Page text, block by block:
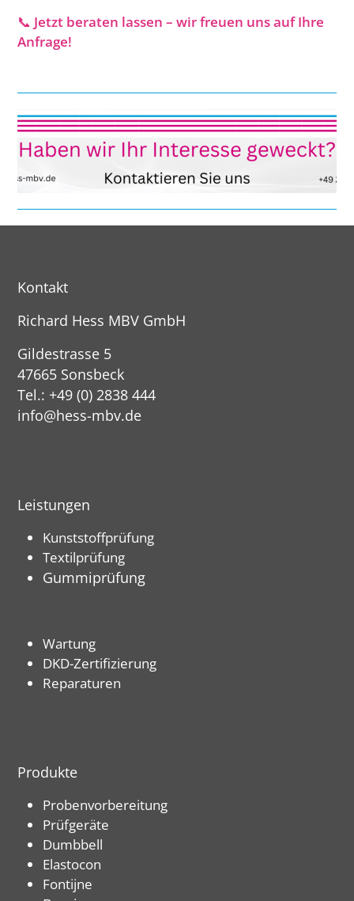
📞 Jetzt beraten lassen – wir freuen uns auf Ihre
Anfrage!
Kontakt
Richard Hess MBV GmbH
Gildestrasse 5
47665 Sonsbeck
Tel.: +49 (0) 2838 444
info@hess-mbv.de
Leistungen
Kunststoffprüfung
Textilprüfung
Gummiprüfung
Wartung
DKD-Zertifizierung
Reparaturen
Produkte
Probenvorbereitung
Prüfgeräte
Dumbbell
Elastocon
Fontijne